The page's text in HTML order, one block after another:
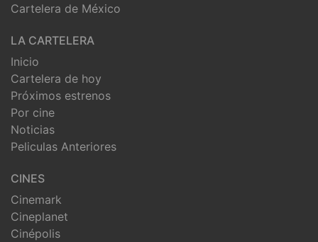
Cartelera de México
LA CARTELERA
Inicio
Cartelera de hoy
Próximos estrenos
Por cine
Noticias
Peliculas Anteriores
CINES
Cinemark
Cineplanet
Cinépolis